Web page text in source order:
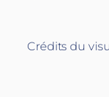
Crédits du